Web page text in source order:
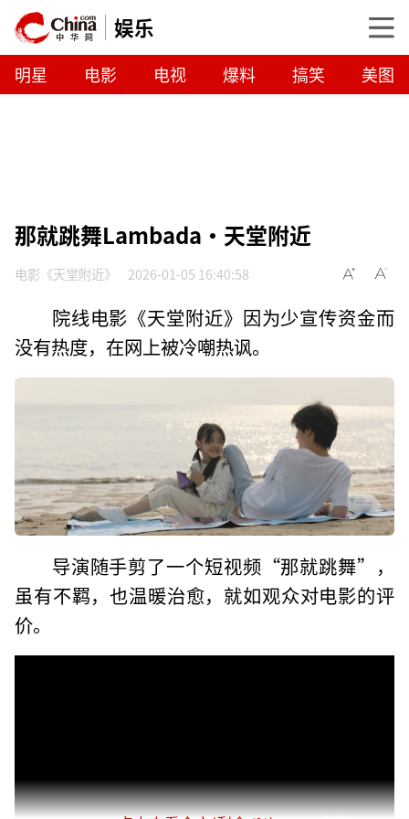
娱乐
明星 电影 电视 爆料 搞笑 美图
那就跳舞Lambada•天堂附近
电影《天堂附近》 2026-01-05 16:40:58
院线电影《天堂附近》因为少宣传资金而
没有热度，在网上被冷嘲热讽。
导演随手剪了一个短视频“那就跳舞”，
虽有不羁，也温暖治愈，就如观众对电影的评
价。